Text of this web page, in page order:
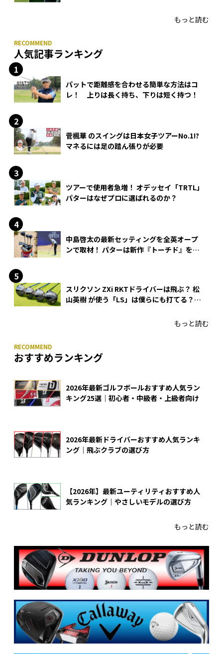
もっと読む
人気記事ランキング
パットで距離感を合わせる簡単な方法はコ
レ！ 上りは長く持ち、下りは短く持つ！
菅楓華 のスイングは日本女子ツアーNo.1!?
マネるには足の踏ん張りが必要
ツアーで使用者急増！ オデッセイ「TRTL」
パターはなぜプロに選ばれるのか？
中島啓太の最新セッティングを全英オープ
ンで取材！ パターは新作『トーチド』を投
スリクソン ZXi RKTドライバーは飛ぶ？ 松
山英樹 が使う「LS」は僕らにも打てる？
もっと読む
おすすめランキング
2026年最新ゴルフボールおすすめ人気ラン
キング25選｜初心者・中級者・上級者向け
2026年最新ドライバーおすすめ人気ランキ
ング｜飛ぶクラブの選び方
【2026年】最新ユーティリティおすすめ人
気ランキング｜やさしいモデルの選び方
もっと読む